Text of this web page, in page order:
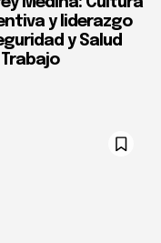
y liderazgo
y Salud